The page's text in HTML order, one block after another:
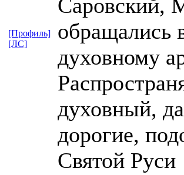
Саровский,
обращались
духовному
духовный,
дорогие,
Святой Руси
[Профиль]
[ЛС]